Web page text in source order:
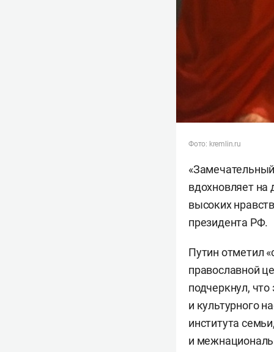
Фото: kremlin.ru
вдохновляет
высоких
президента РФ.
Путин отметил
православной
подчеркнул, что
и культурного
института
и